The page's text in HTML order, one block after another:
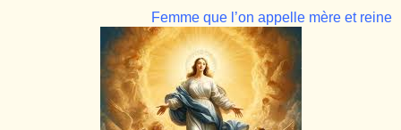
Femme que l’on appelle mère et reine